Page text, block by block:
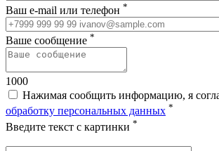
Ваш e-mail или телефон *
Ваше сообщение *
1000
Нажимая сообщить информацию, я
обработку персональных данных *
Введите текст с картинки *